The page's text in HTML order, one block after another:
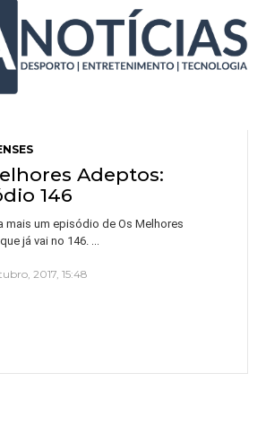
Adeptos:
146
mais um episódio de Os Melhores
já vai no 146.
2017, 15:48